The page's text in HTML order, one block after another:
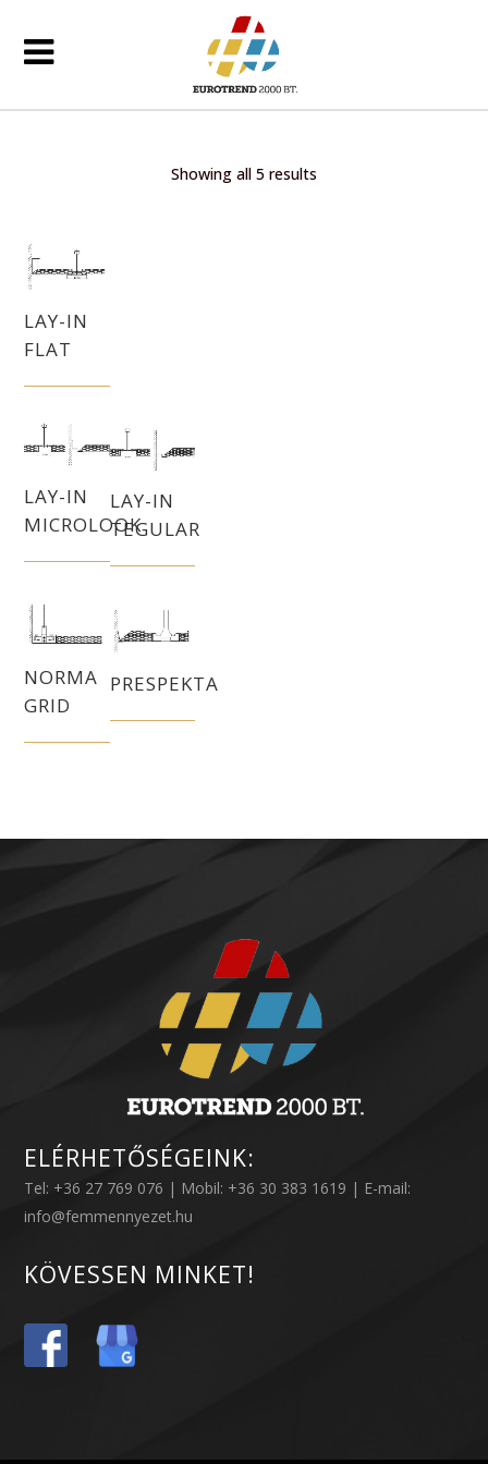
Showing all 5 results
LAY-IN
FLAT
LAY-IN
MICROLOOK
LAY-IN
TEGULAR
NORMA
GRID
PRESPEKTA
ELÉRHETŐSÉGEINK:
Tel: +36 27 769 076 | Mobil: +36 30 383 1619 | E-mail:
info@femmennyezet.hu
KÖVESSEN MINKET!